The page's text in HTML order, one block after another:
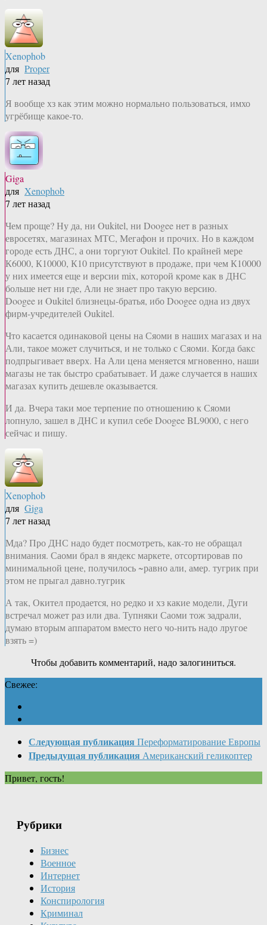
Xenophob
для Proper
7 лет назад
Я вообще хз как этим можно нормально пользоваться, имхо
угрёбище какое-то.
Giga
для Xenophob
7 лет назад
Чем проще? Ну да, ни Oukitel, ни Doogee нет в разных
евросетях, магазинах МТС, Мегафон и прочих. Но в каждом
городе есть ДНС, а они торгуют Oukitel. По крайней мере
К6000, К10000, К10 присутствуют в продаже, при чем К10000
у них имеется еще и версии mix, которой кроме как в ДНС
больше нет ни где, Али не знает про такую версию.
Doogee и Oukitel близнецы-братья, ибо Doogee одна из двух
фирм-учредителей Oukitel.
Что касается одинаковой цены на Сяоми в наших магазах и на
Али, такое может случиться, и не только с Сяоми. Когда бакс
подпрыгивает вверх. На Али цена меняется мгновенно, наши
магазы не так быстро срабатывает. И даже случается в наших
магазах купить дешевле оказывается.
И да. Вчера таки мое терпение по отношению к Сяоми
лопнуло, зашел в ДНС и купил себе Doogee BL9000, с него
сейчас и пишу.
Xenophob
для Giga
7 лет назад
Мда? Про ДНС надо будет посмотреть, как-то не обращал
внимания. Саоми брал в яндекс маркете, отсортировав по
минимальной цене, получилось ~равно али, амер. тугрик при
этом не прыгал давно.тугрик
А так, Окител продается, но редко и хз какие модели, Дуги
встречал может раз или два. Тупняки Саоми тож задрали,
думаю вторым аппаратом вместо него чо-нить надо лругое
взять =)
Чтобы добавить комментарий, надо залогиниться.
Свежее:
Следующая публикация Переформатирование Европы
Предыдущая публикация Американский геликоптер
Привет, гость!
Рубрики
Бизнес
Военное
Интернет
История
Конспирология
Криминал